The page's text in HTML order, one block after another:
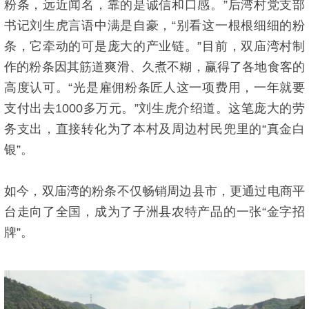
粉条，远近闻名，靠的是诚信和口感。”后湾村党支部
书记刘生虎言语中满是自豪，“别看这一根根细细的粉
条，它牵动的可是庞大的产业链。”目前，双庙湾村制
作的粉条因其筋道爽滑、久煮不糊，赢得了各地食客的
高度认可。“光是雇佣粉条匠人这一项费用，一年就要
支付出去1000多万元。”刘生虎介绍道。这笔庞大的劳
务支出，直接转化为了本村及周边村民兜里的“真金白
银”。
如今，双庙湾的粉条不仅畅销周边县市，更通过电商平
台走向了全国，成为了子洲县农特产品的一张“金字招
牌”。